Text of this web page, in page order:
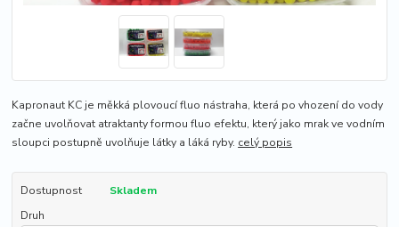
Kapronaut KC je měkká plovoucí fluo nástraha, která po vhození do vody
začne uvolňovat atraktanty formou fluo efektu, který jako mrak ve vodním
sloupci postupně uvolňuje látky a láká ryby. celý popis
Dostupnost
Skladem
Druh